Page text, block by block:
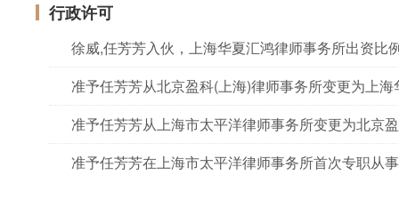
行政许可
徐威,任芳芳入伙，上海华夏汇鸿律师事务所出资比
准予任芳芳从北京盈科(上海)律师事务所变更为上
准予任芳芳从上海市太平洋律师事务所变更为北京
准予任芳芳在上海市太平洋律师事务所首次专职从